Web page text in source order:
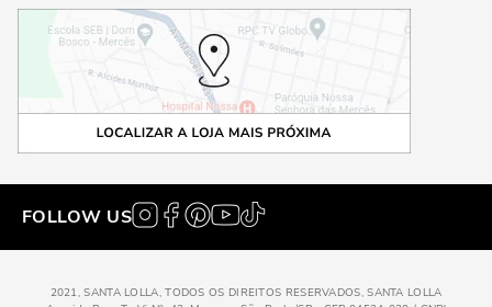
FOLLOW US
2021, SANTA LOLLA, TODOS OS DIREITOS RESERVADOS, SANTA LOLLA